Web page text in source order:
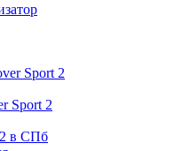
Sport 2
Sport 2
2 в СПб